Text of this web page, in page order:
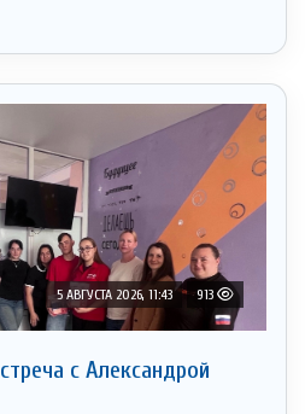
5 АВГУСТА 2026, 11:43 913
с Александрой